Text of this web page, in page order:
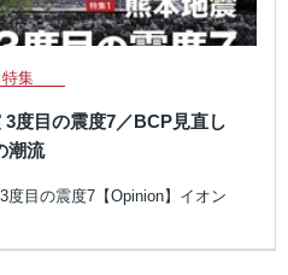
特集
度目の震度7／BCP見直し
潮流
度目の震度7【Opinion】イオン